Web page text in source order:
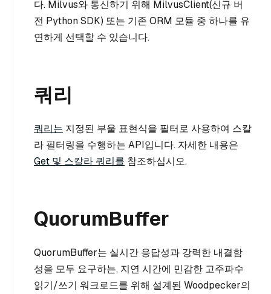
다. Milvus와 통신하기 위해 MilvusClient(신규 버
전 Python SDK) 또는 기존 ORM 모듈 중 하나를 유
연하게 선택할 수 있습니다.
쿼리
쿼리는 지정된 부울 표현식을 필터로 사용하여 스칼
라 필터링을 수행하는 API입니다. 자세한 내용은
Get 및 스칼라 쿼리를 참조하십시오.
QuorumBuffer
QuorumBuffer는 실시간 응답성과 강력한 내결함
성을 모두 요구하는, 지연 시간에 민감한 고주파수
읽기/쓰기 워크로드를 위해 설계된 Woodpecker의